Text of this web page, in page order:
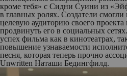
кроме тебя» с Сидни Суини из
в главных ролях. Создатели
целевую аудиторию своего
продвинуть его в социальных
успех фильма как в кинотеатрах,
повышение узнаваемости
песня, которая теперь прочно
Unwritten Наташи Бедингфилд.